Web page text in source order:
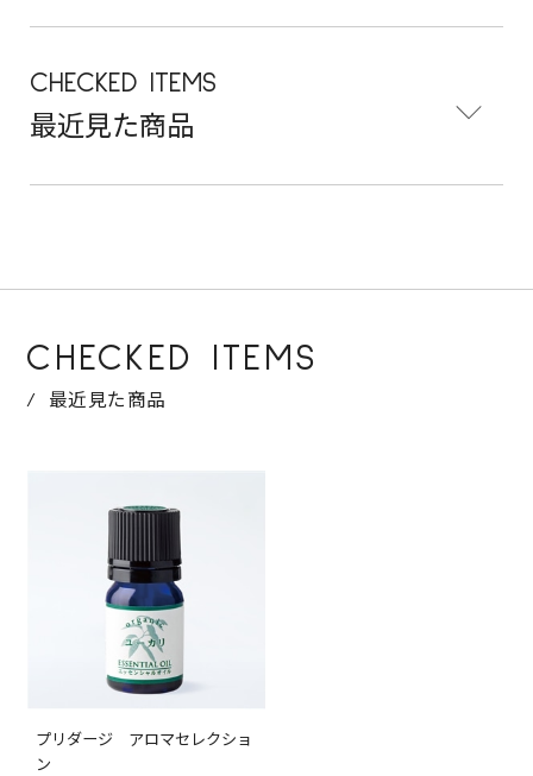
CHECKED ITEMS
最近見た商品
CHECKED ITEMS
最近見た商品
プリダージ アロマセレクショ
ン